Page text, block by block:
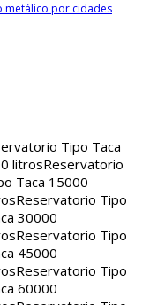
metálico por cidades
Tipo Taca
litrosReservatorio
Taca 15000
Reservatorio Tipo
30000
Reservatorio Tipo
45000
Reservatorio Tipo
60000